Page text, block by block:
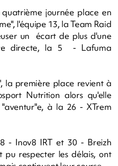
journée place en
l'équipe 13, la Team Raid
un écart de plus d'une
directe, la 5 - Lafuma
la première place revient à
Nutrition alors qu'elle
à la 26 - XTrem
- Inov8 IRT et 30 - Breizh
pu respecter les délais, ont